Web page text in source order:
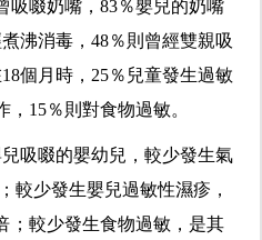
吸啜奶嘴，83％嬰兒的奶嘴
沸消毒，48％則曾經雙親吸
個月時，25％兒童發生過敏
15％則對食物過敏。
吸啜的嬰幼兒，較少發生氣
較少發生嬰兒過敏性濕疹，
；較少發生食物過敏，是其